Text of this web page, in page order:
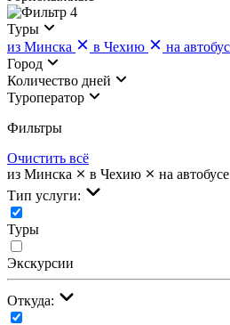
4
Туры
из Минска
в Чехию на
Город
Количество дней
Туроператор
Фильтры
Очистить всё
из Минска
в Чехию на автобусе
Тип услуги:
Туры
Экскурсии
Откуда: